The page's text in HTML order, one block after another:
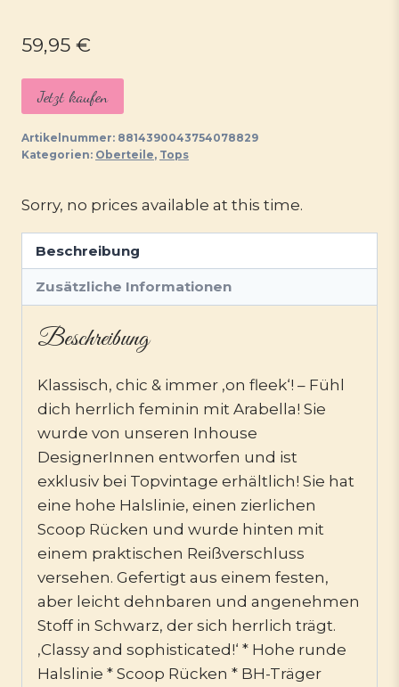
59,95 €
Jetzt kaufen
Artikelnummer: 8814390043754078829
Kategorien: Oberteile, Tops
Sorry, no prices available at this time.
Beschreibung
Zusätzliche Informationen
Beschreibung
Klassisch, chic & immer ‚on fleek‘! – Fühl
dich herrlich feminin mit Arabella! Sie
wurde von unseren Inhouse
DesignerInnen entworfen und ist
exklusiv bei Topvintage erhältlich! Sie hat
eine hohe Halslinie, einen zierlichen
Scoop Rücken und wurde hinten mit
einem praktischen Reißverschluss
versehen. Gefertigt aus einem festen,
aber leicht dehnbaren und angenehmen
Stoff in Schwarz, der sich herrlich trägt.
‚Classy and sophisticated!‘ * Hohe runde
Halslinie * Scoop Rücken * BH-Träger